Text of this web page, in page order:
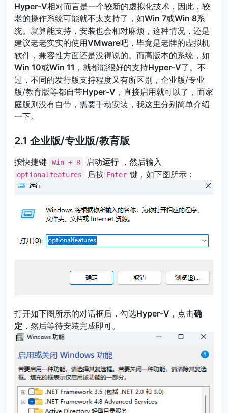
Hyper-V相对而言是一个较新的虚拟化技术，因此，较
老的操作系统可能就不太支持了，如Win 7或Win 8系
统。就算能支持，安装也会相对麻烦，这种情况，还是
建议老老实实的使用VMware吧，毕竟是老牌的虚拟机
软件，兼容性方面还是没得说的。而高版本的系统，如
Win 10或Win 11 ，就都能很好的支持Hyper-V了。不
过，不同的发行版支持程度又有所区别，企业版/专业
版/教育版等都自带Hyper-V ，直接启用就可以了，而家
庭版则没有自带，需要手动安装，我这里分别简单介绍
一下。
2.1 企业版/专业版/教育版
按快捷键 Win + R 启动运行，然后输入
optionalfeatures 后按 Enter 键，如下图所示：
打开如下图所示的对话框后，勾选Hyper-V ，点击确
定 ，然后等待安装完成即可。